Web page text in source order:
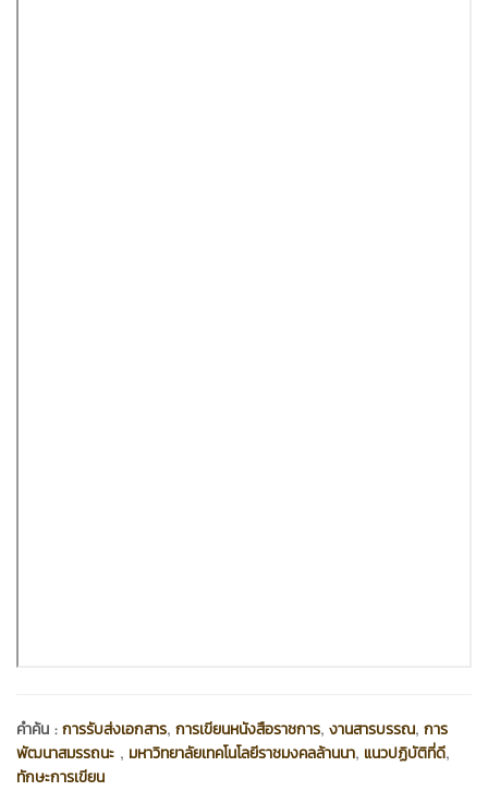
คำค้น :การรับส่งเอกสาร, การเขียนหนังสือราชการ, งานสารบรรณ, การ
พัฒนาสมรรถนะ , มหาวิทยาลัยเทคโนโลยีราชมงคลล้านนา, แนวปฏิบัติที่ดี,
ทักษะการเขียน